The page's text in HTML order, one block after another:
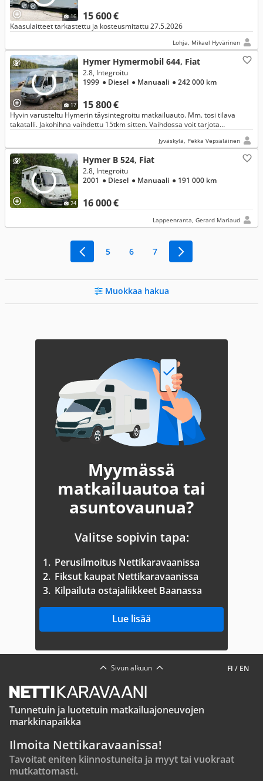
16 15 600 €
Kaasulaitteet tarkastettu ja kosteusmitattu 27.5.2026
Lohja, Mikael Hyvärinen
17
Hymer Hymermobil 644, Fiat
15 800 €
2.8, Integroitu
1999 ● Diesel ● Manuaali ● 242 000 km
Hyvin varusteltu Hymerin täysintegroitu matkailuauto. Mm. tosi tilava
takatalli. Jakohihna vaihdettu 15tkm sitten. Vaihdossa voit tarjota
Jyväskylä, Pekka Vepsäläinen
24
Hymer B 524, Fiat
16 000 €
2.8, Integroitu
2001 ● Diesel ● Manuaali ● 191 000 km
Lappeenranta, Gerard Mariaud
5 6 7
Muokkaa hakua
Myymässä
matkailuautoa tai
asuntovaunua?
Valitse sopivin tapa:
1. Perusilmoitus Nettikaravaanissa
2. Fiksut kaupat Nettikaravaanissa
3. Kilpailuta ostajaliikkeet Baanassa
Lue lisää
FI / EN
Sivun alkuun
Tunnetuin ja luotetuin matkailuajoneuvojen
markkinapaikka
Ilmoita Nettikaravaanissa!
Tavoitat eniten kiinnostuneita ja myyt tai vuokraat
mutkattomasti.